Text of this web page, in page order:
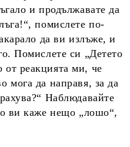
и продължавате да
помислете по-
да ви излъже, и
Помислете си „Детето
реакцията ми, че
мога да направя, за да
Наблюдавайте
ви каже нещо „лошо“,